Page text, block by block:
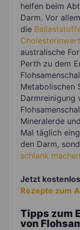
helfen beim
Darm. Vor
die
australische
Perth zu dem
Metabolischen
Darmreinigung
Mineralerde
Mal täglich
den Darm,
schlank
Jetzt
Rezepte zum
Tipps zum
von